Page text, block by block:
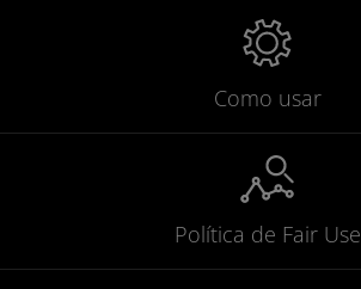
Como usar
Política de Fair Use